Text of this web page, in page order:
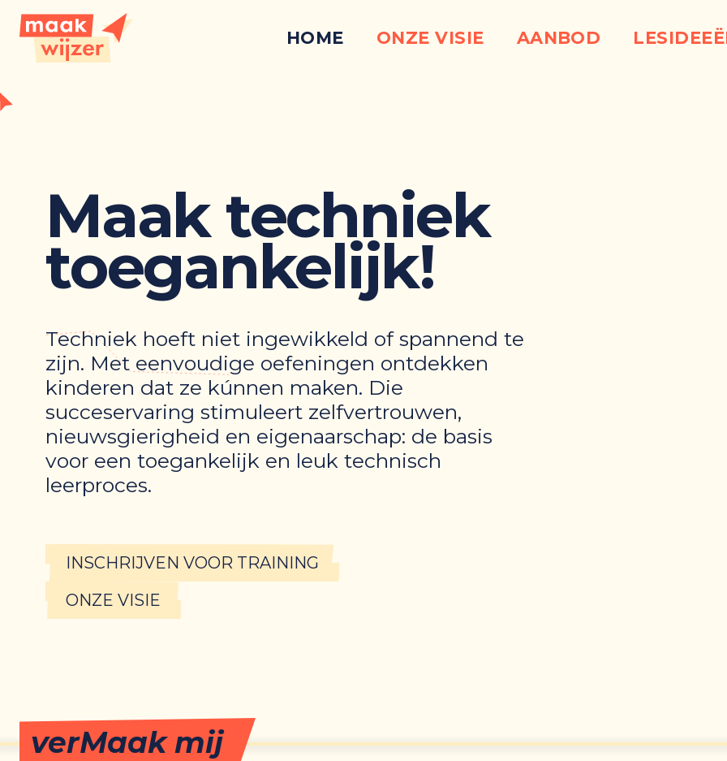
HOME ONZE VISIE AANBOD
Maak techniek
toegankelijk!
Techniek hoeft niet ingewikkeld of spannend te
zijn. Met eenvoudige oefeningen ontdekken
kinderen dat ze kúnnen maken. Die
succeservaring stimuleert zelfvertrouwen,
nieuwsgierigheid en eigenaarschap: de basis
voor een toegankelijk en leuk technisch
leerproces.
INSCHRIJVEN VOOR TRAINING
ONZE VISIE
verMaak mij